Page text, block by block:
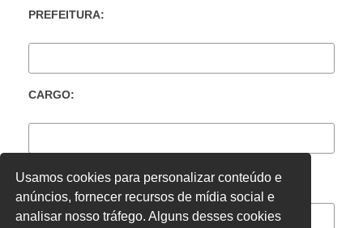
PREFEITURA:
CARGO:
LOCAL DE TRABALHO:
Usamos cookies para personalizar conteúdo e
anúncios, fornecer recursos de mídia social e
analisar nosso tráfego. Alguns desses cookies